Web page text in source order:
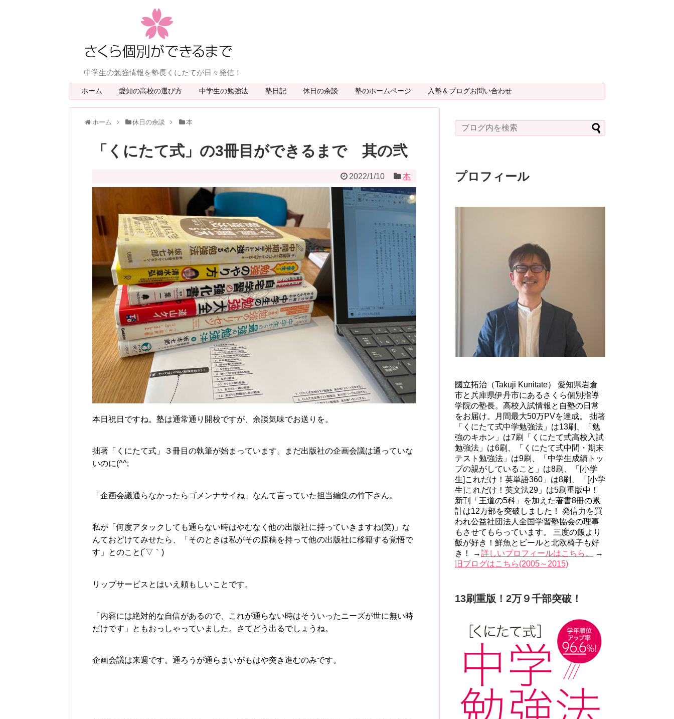
中学生の勉強情報を塾長くにたてが日々発信！
ホーム 愛知の高校の選び方 中学生の勉強法 塾日記 休日の余談 塾のホームページ 入塾＆ブログお問い合わせ
ホーム 休日の余談 本
「くにたて式」の3冊目ができるまで 其の弐
2022/1/10 本
本日祝日ですね。塾は通常通り開校ですが、余談気味でお送りを。
拙著「くにたて式」３冊目の執筆が始まっています。まだ出版社の企画会議は通っていな
いのに(^^;
「企画会議通らなかったらゴメンナサイね」なんて言っていた担当編集の竹下さん。
私が「何度アタックしても通らない時はやむなく他の出版社に持っていきますね(笑)」な
んておどけてみせたら、「そのときは私がその原稿を持って他の出版社に移籍する覚悟で
す」とのこと(´▽｀)
リップサービスとはいえ頼もしいことです。
「内容には絶対的な自信があるので、これが通らない時はそういったニーズが世に無い時
だけです」ともおっしゃっていました。さてどう出るでしょうね。
企画会議は来週です。通ろうが通らまいがもはや突き進むのみです。
プロフィール
國立拓治（Takuji Kunitate） 愛知県岩倉
市と兵庫県伊丹市にあるさくら個別指導
学院の塾長。高校入試情報と自塾の日常
をお届け。月間最大50万PVを達成。 拙著
「くにたて式中学勉強法」は13刷、「勉
強のキホン」は7刷「くにたて式高校入試
勉強法」は6刷、「くにたて式中間・期末
テスト勉強法」は9刷、「中学生成績トッ
プの親がしていること」は8刷、「[小学
生]これだけ！英単語360」は8刷、「[小学
生]これだけ！英文法29」は5刷重版中！
新刊「王道の5科」を加えた著書8冊の累
計は12万部を突破しました！ 発信力を買
われ公益社団法人全国学習塾協会の理事
もさせてもらっています。 三度の飯より
飯が好き！鮮魚とビールと北欧椅子も好
き！ →詳しいプロフィールはこちら。
→
旧ブログはこちら(2005～2015)
13刷重版！2万９千部突破！